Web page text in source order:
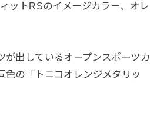
ットRSのイメージカラー、オレ
が出しているオープンスポーツカ
色の「トニコオレンジメタリッ